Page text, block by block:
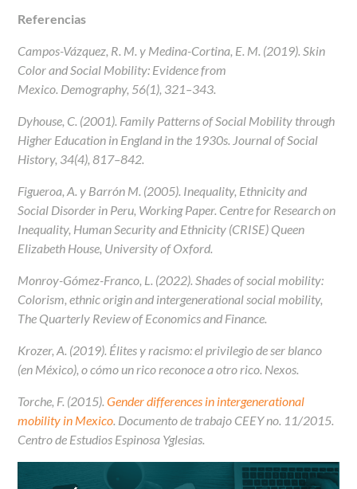
Referencias
Campos-Vázquez, R. M. y Medina-Cortina, E. M. (2019). Skin
Color and Social Mobility: Evidence from
Mexico. Demography, 56(1), 321–343.
Dyhouse, C. (2001). Family Patterns of Social Mobility through
Higher Education in England in the 1930s. Journal of Social
History, 34(4), 817–842.
Figueroa, A. y Barrón M. (2005). Inequality, Ethnicity and
Social Disorder in Peru, Working Paper. Centre for Research on
Inequality, Human Security and Ethnicity (CRISE) Queen
Elizabeth House, University of Oxford.
Monroy-Gómez-Franco, L. (2022). Shades of social mobility:
Colorism, ethnic origin and intergenerational social mobility,
The Quarterly Review of Economics and Finance
Krozer, A. (2019). Élites y racismo: el privilegio de ser blanco
(en México), o cómo un rico reconoce a otro rico. Nexos
Torche, F. (2015).Gender differences in intergenerational
mobility in Mexico Documento de trabajo CEEYno. 11/2015.
Centro de Estudios Espinosa Yglesias.